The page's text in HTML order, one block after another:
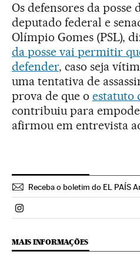
Os defensores da posse
deputado federal e
Olímpio Gomes (PSL),
da posse vai permitir
defender, caso seja
uma tentativa de
prova de que o estatuto
contribuiu para
afirmou em entrevista
Receba o boletim do EL PAÍS
Politica El País Brasil en
MAIS INFORMAÇÕES